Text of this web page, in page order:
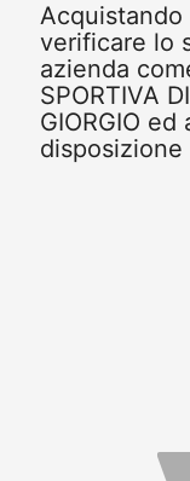
verificare lo
azienda
SPORTIVA
GIORGIO